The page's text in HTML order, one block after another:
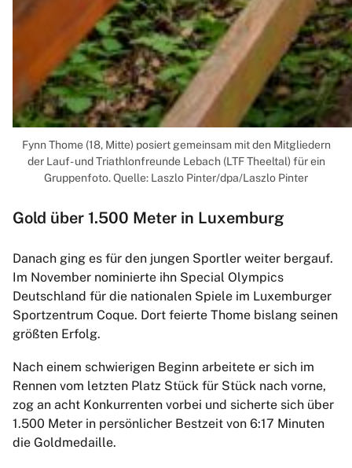
Fynn Thome (18, Mitte) posiert gemeinsam mit den Mitgliedern
der Lauf- und Triathlonfreunde Lebach (LTF Theeltal) für ein
Gruppenfoto. Quelle: Laszlo Pinter/dpa/Laszlo Pinter
Gold über 1.500 Meter in Luxemburg
Danach ging es für den jungen Sportler weiter bergauf.
Im November nominierte ihn Special Olympics
Deutschland für die nationalen Spiele im Luxemburger
Sportzentrum Coque. Dort feierte Thome bislang seinen
größten Erfolg.
Nach einem schwierigen Beginn arbeitete er sich im
Rennen vom letzten Platz Stück für Stück nach vorne,
zog an acht Konkurrenten vorbei und sicherte sich über
1.500 Meter in persönlicher Bestzeit von 6:17 Minuten
die Goldmedaille.